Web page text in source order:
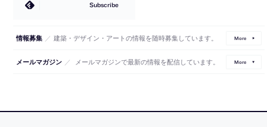
Subscribe
情報募集 ／ 建築・デザイン・アートの情報を随時募集しています。 More
メールマガジン ／ メールマガジンで最新の情報を配信しています。 More